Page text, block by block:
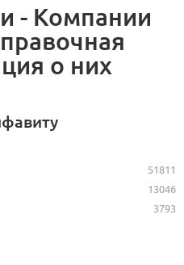
- Компании
о них
51811
13046
3793